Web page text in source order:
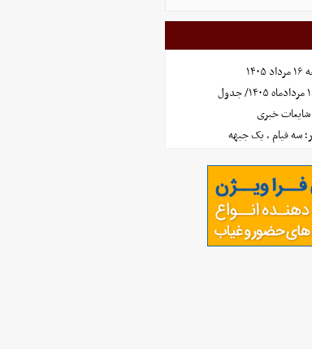
خبری
سه قیام ، یک جبهه